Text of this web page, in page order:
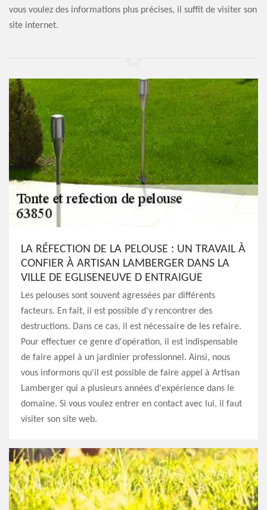
vous voulez des informations plus précises, il suffit de visiter son
site internet.
LA RÉFECTION DE LA PELOUSE : UN TRAVAIL À
CONFIER À ARTISAN LAMBERGER DANS LA
VILLE DE EGLISENEUVE D ENTRAIGUE
Les pelouses sont souvent agressées par différents
facteurs. En fait, il est possible d'y rencontrer des
destructions. Dans ce cas, il est nécessaire de les refaire.
Pour effectuer ce genre d'opération, il est indispensable
de faire appel à un jardinier professionnel. Ainsi, nous
vous informons qu'il est possible de faire appel à Artisan
Lamberger qui a plusieurs années d'expérience dans le
domaine. Si vous voulez entrer en contact avec lui, il faut
visiter son site web.